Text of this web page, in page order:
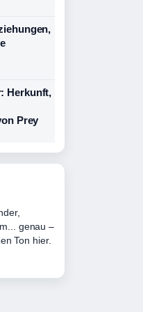
Herkunft,
Prey
Schöne:
mehr....
aktuell.